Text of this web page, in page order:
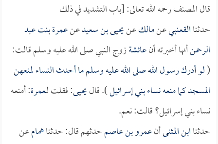
قال المصنف رحمه الله تعالى: [باب التشديد في ذلك
حدثناالقعنبيعنمالكعنيحيى بن سعيدعنعمرة بنت عبد
الرحمنأنها أخبرته أنعائشةزوج النبي صلى الله عليه وسلم قالت:
(لو أدرك رسول الله صلى الله عليه وسلم ما أحدث النساء لمنعهن
المسجد كما منعه نساء بني إسرائيل). قاليحيى: فقلت لـعمرة: أمنعه
نساء بني إسرائيل؟ قالت: نعم.
حدثناابن المثنىأنعمرو بن عاصمحدثهم قال: حدثناهمامعن